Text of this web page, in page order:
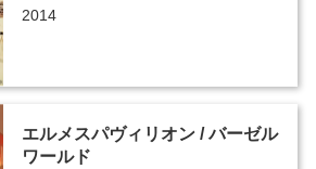
2014
エルメスパヴィリオン / バーゼル
ワールド